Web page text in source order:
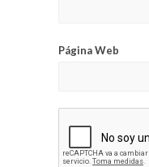
Página Web